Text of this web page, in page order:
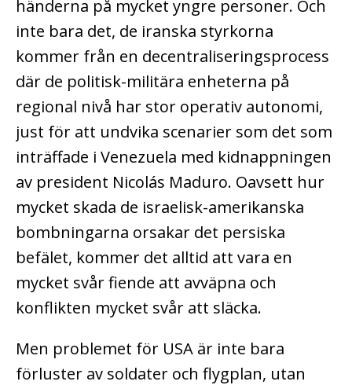
händerna på mycket yngre personer. Och
inte bara det, de iranska styrkorna
kommer från en decentraliseringsprocess
där de politisk-militära enheterna på
regional nivå har stor operativ autonomi,
just för att undvika scenarier som det som
inträffade i Venezuela med kidnappningen
av president Nicolás Maduro. Oavsett hur
mycket skada de israelisk-amerikanska
bombningarna orsakar det persiska
befälet, kommer det alltid att vara en
mycket svår fiende att avväpna och
konflikten mycket svår att släcka.
Men problemet för USA är inte bara
förluster av soldater och flygplan, utan